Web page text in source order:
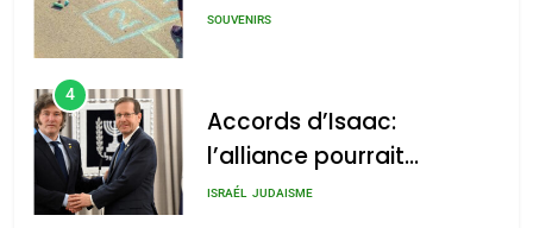
SOUVENIRS
4
Accords d’Isaac:
l’alliance pourrait
s’étendre à 13 pays
ISRAÉL JUDAISME